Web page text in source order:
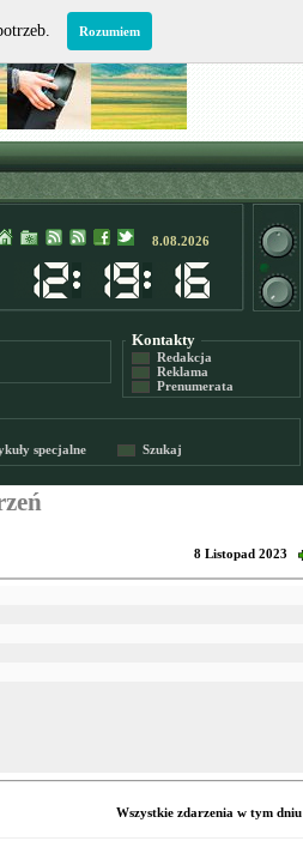
8.08.2026
Kontakty
Redakcja
Reklama
Prenumerata
specjalne Szukaj
8 Listopad 2023
Wszystkie zdarzenia w tym dniu
Rozumiem